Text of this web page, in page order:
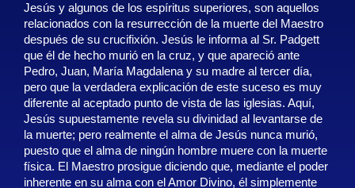
Jesús y algunos de los espíritus superiores, son aquellos
relacionados con la resurrección de la muerte del Maestro
después de su crucifixión. Jesús le informa al Sr. Padgett
que él de hecho murió en la cruz, y que apareció ante
Pedro, Juan, María Magdalena y su madre al tercer día,
pero que la verdadera explicación de este suceso es muy
diferente al aceptado punto de vista de las iglesias. Aquí,
Jesús supuestamente revela su divinidad al levantarse de
la muerte; pero realmente el alma de Jesús nunca murió,
puesto que el alma de ningún hombre muere con la muerte
física. El Maestro prosigue diciendo que, mediante el poder
inherente en su alma con el Amor Divino, él simplemente